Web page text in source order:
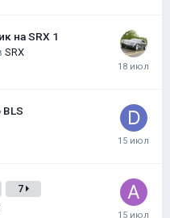
на SRX 1
SRX
7